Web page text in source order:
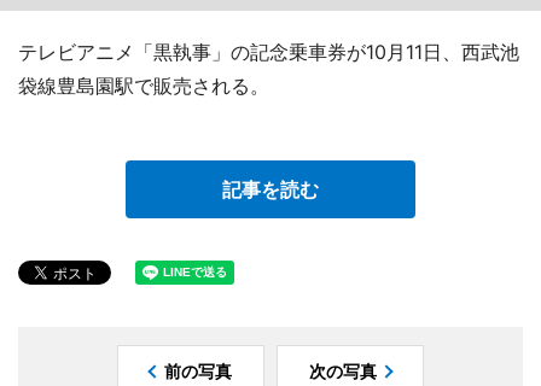
テレビアニメ「黒執事」の記念乗車券が10月11日、西武池
袋線豊島園駅で販売される。
記事を読む
前の写真 次の写真